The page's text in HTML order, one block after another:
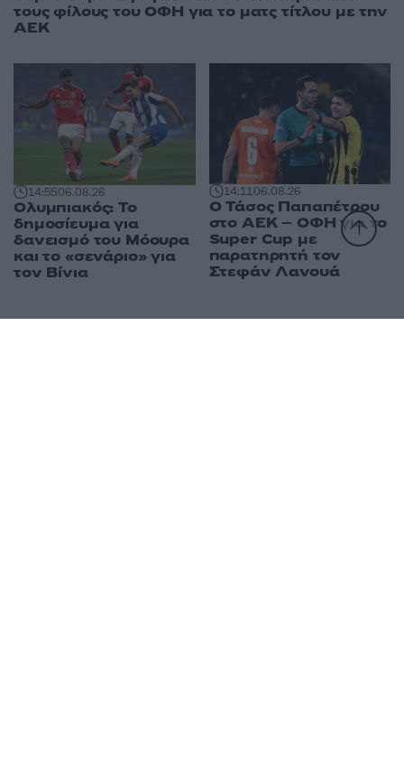
τους φίλους του ΟΦΗ για το ματς τίτλου με την
ΑΕΚ
14:5506.08.26
Ολυμπιακός: Το
δημοσίευμα για
δανεισμό του Μόουρα
και το «σενάριο» για
τον Βίνια
14:1106.08.26
Ο Τάσος Παπαπέτρου
στο ΑΕΚ – ΟΦΗ για το
Super Cup με
παρατηρητή τον
Στεφάν Λανουά